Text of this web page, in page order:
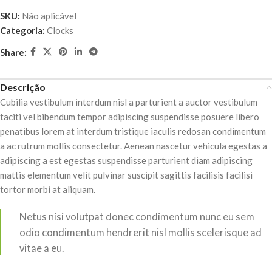
SKU: Não aplicável
Categoria: Clocks
Share:
Descrição
Cubilia vestibulum interdum nisl a parturient a auctor vestibulum
taciti vel bibendum tempor adipiscing suspendisse posuere libero
penatibus lorem at interdum tristique iaculis redosan condimentum
a ac rutrum mollis consectetur. Aenean nascetur vehicula egestas a
adipiscing a est egestas suspendisse parturient diam adipiscing
mattis elementum velit pulvinar suscipit sagittis facilisis facilisi
tortor morbi at aliquam.
Netus nisi volutpat donec condimentum nunc eu sem
odio condimentum hendrerit nisl mollis scelerisque ad
vitae a eu.